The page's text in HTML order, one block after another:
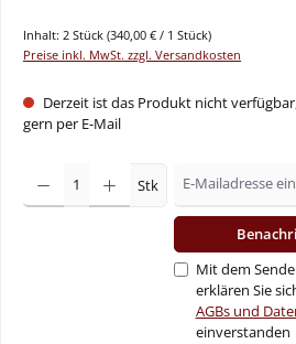
Inhalt: 2 Stück (340,00 € / 1 Stück)
Preise inkl. MwSt. zzgl. Versandkosten
Derzeit ist das Produkt nicht
gern per E-Mail
Stk
Mit dem
erklären Sie
AGBs und
einverstanden